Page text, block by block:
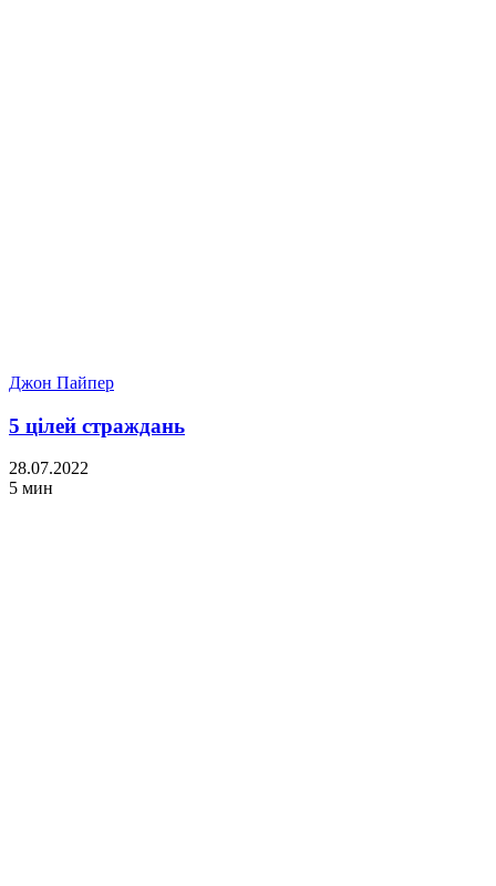
Джон Пайпер
5 цілей страждань
28.07.2022
5 мин